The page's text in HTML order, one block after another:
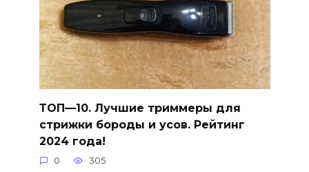
ТОП—10. Лучшие триммеры для
стрижки бороды и усов. Рейтинг
2024 года!
0 305